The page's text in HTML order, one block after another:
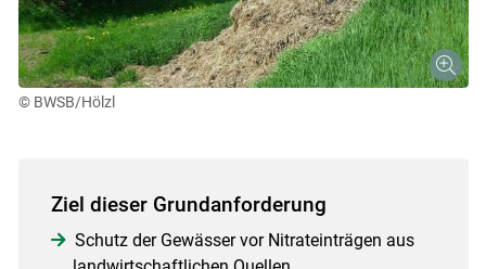
© BWSB/Hölzl
Ziel dieser Grundanforderung
Schutz der Gewässer vor Nitrateinträgen aus